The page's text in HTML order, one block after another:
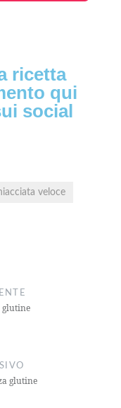
ricetta
qui
social
veloce
glutine
glutine